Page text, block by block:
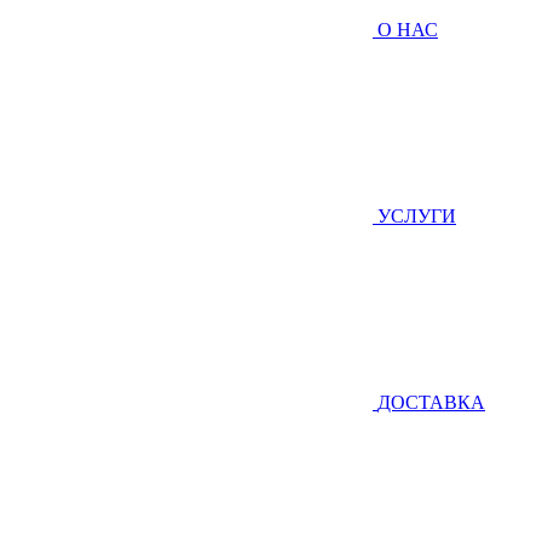
О НАС
УСЛУГИ
ДОСТАВКА